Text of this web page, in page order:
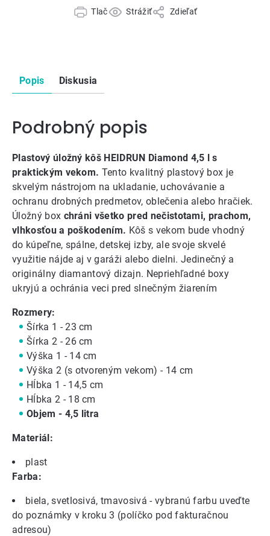
Tlač Strážiť Zdieľať
Popis Diskusia
Podrobný popis
Plastový úložný kôš HEIDRUN Diamond 4,5 l s
praktickým vekom. Tento kvalitný plastový box je
skvelým nástrojom na ukladanie, uchovávanie a
ochranu drobných predmetov, oblečenia alebo hračiek.
Úložný box chráni všetko pred nečistotami, prachom,
vlhkosťou a poškodením. Kôš s vekom bude vhodný
do kúpeľne, spálne, detskej izby, ale svoje skvelé
využitie nájde aj v garáži alebo dielni. Jedinečný a
originálny diamantový dizajn. Nepriehľadné boxy
ukryjú a ochránia veci pred slnečným žiarením
Rozmery:
Šírka 1 - 23 cm
Šírka 2 - 26 cm
Výška 1 - 14 cm
Výška 2 (s otvoreným vekom) - 14 cm
Hĺbka 1 - 14,5 cm
Hĺbka 2 - 18 cm
Objem - 4,5 litra
Materiál:
plast
Farba:
biela, svetlosivá, tmavosivá - vybranú farbu uveďte
do poznámky v kroku 3 (políčko pod fakturačnou
adresou)